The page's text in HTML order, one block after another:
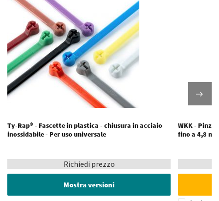
Ty-Rap® - Fascette in plastica - chiusura in acciaio
inossidabile - Per uso universale
Richiedi prezzo
Mostra versioni
WKK -
fino a 4,8